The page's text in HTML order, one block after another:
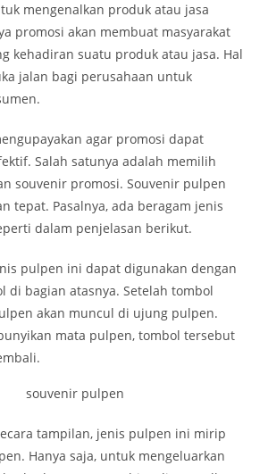
mengenalkan produk atau jasa
promosi akan membuat masyarakat
kehadiran suatu produk atau jasa. Hal
jalan bagi perusahaan untuk
agar promosi dapat
Salah satunya adalah memilih
souvenir promosi. Souvenir pulpen
tepat. Pasalnya, ada beragam jenis
dalam penjelasan berikut.
pulpen ini dapat digunakan dengan
di bagian atasnya. Setelah tombol
akan muncul di ujung pulpen.
mata pulpen, tombol tersebut
tampilan, jenis pulpen ini mirip
Hanya saja, untuk mengeluarkan